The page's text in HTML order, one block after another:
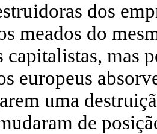
dos
meados do
capitalistas, mas
europeus
uma
de